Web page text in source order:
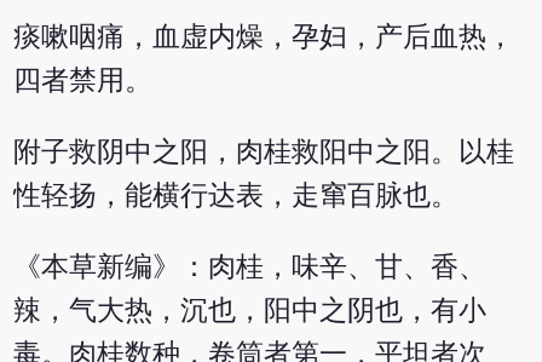
痰嗽咽痛，血虚内燥，孕妇，产后血热，
四者禁用。
附子救阴中之阳，肉桂救阳中之阳。以桂
性轻扬，能横行达表，走窜百脉也。
《本草新编》：肉桂，味辛、甘、香、
辣，气大热，沉也，阳中之阴也，有小
毒。肉桂数种，卷筒者第一，平坦者次